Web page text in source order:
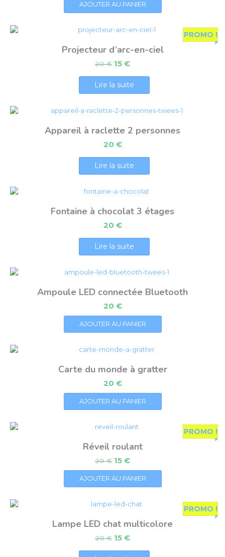
AJOUTER AU PANIER
PROMO !
Projecteur d’arc-en-ciel
20€ 15 €
Lire la suite
Appareil à raclette 2 personnes
20 €
Lire la suite
Fontaine à chocolat 3 étages
20 €
Lire la suite
Ampoule LED connectée Bluetooth
20 €
AJOUTER AU PANIER
Carte du monde à gratter
20 €
AJOUTER AU PANIER
PROMO !
Réveil roulant
20€ 15 €
AJOUTER AU PANIER
PROMO !
Lampe LED chat multicolore
20€ 15 €